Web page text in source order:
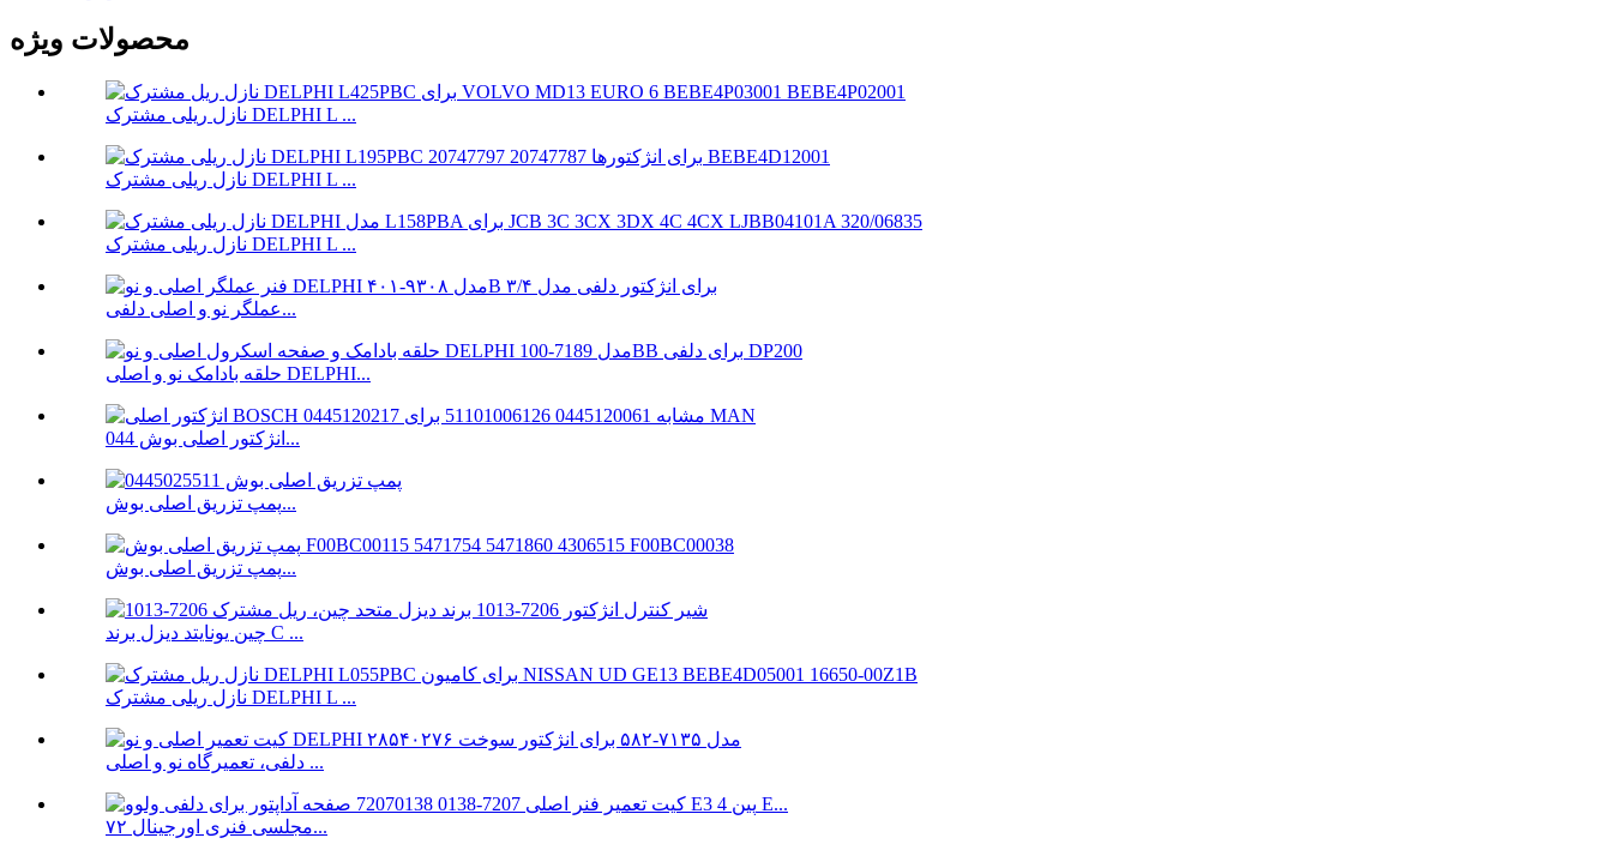
محصولات ویژه
نازل ریلی مشترک DELPHI L ...
نازل ریلی مشترک DELPHI L ...
نازل ریلی مشترک DELPHI L ...
عملگر نو و اصلی دلفی...
حلقه بادامک نو و اصلی DELPHI...
انژکتور اصلی بوش 044...
پمپ تزریق اصلی بوش...
پمپ تزریق اصلی بوش...
چین یونایتد دیزل برند C ...
نازل ریلی مشترک DELPHI L ...
دلفی، تعمیرگاه نو و اصلی ...
مجلسی فنری اورجینال ۷۲...